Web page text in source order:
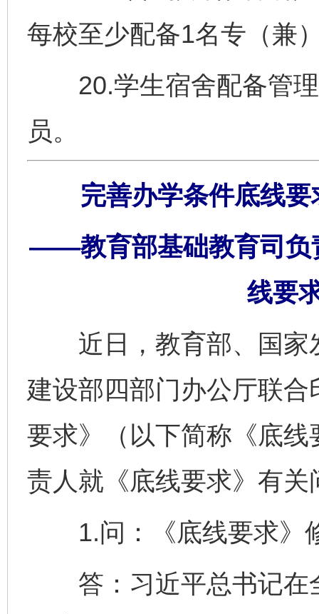
每校至少配备1名专（兼
20.学生宿舍配备管理
员。
完善办学条件底线
——教育部基础教育司负
线要
近日，教育部、国家
建设部四部门办公厅联
要求》（以下简称《底
责人就《底线要求》有
1.问：《底线要求》
答：习近平总书记在